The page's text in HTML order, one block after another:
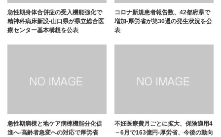
急性期身体合併症の受入機能強化で
精神科病床新設-山口県が県立総合医
療センター基本構想を公表
コロナ新規患者報告数、42都府県で
増加-厚労省が第30週の発生状況を公
表
急性期病棟と地ケア病棟機能分化促
進へ-高齢者急変への対応で厚労省
不妊医療費月ごとに拡大、保険適用4
－6月で163億円-厚労省、今後の動向